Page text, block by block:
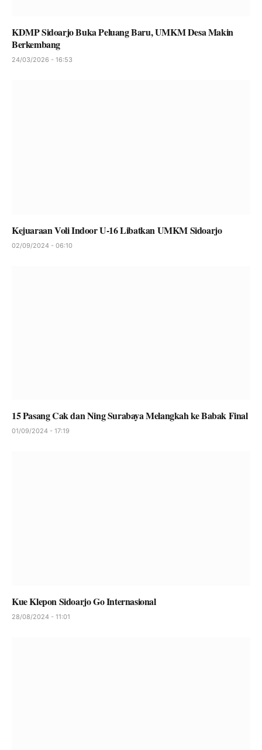
KDMP Sidoarjo Buka Peluang Baru, UMKM Desa Makin
Berkembang
24/03/2026 - 16:53
Kejuaraan Voli Indoor U-16 Libatkan UMKM Sidoarjo
02/09/2024 - 06:10
15 Pasang Cak dan Ning Surabaya Melangkah ke Babak Final
01/09/2024 - 17:19
Kue Klepon Sidoarjo Go Internasional
28/08/2024 - 11:01